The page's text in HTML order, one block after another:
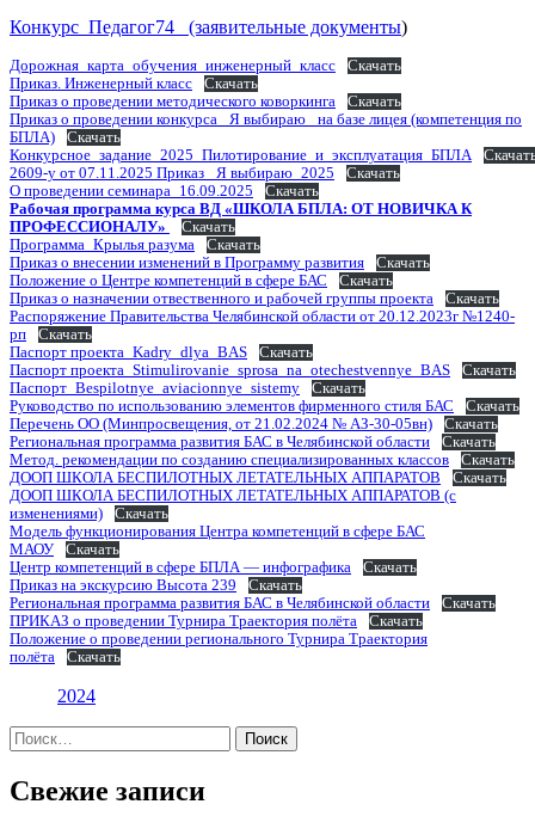
Конкурс_Педагог74_ (заявительные документы)
Дорожная_карта_обучения_инженерный_класс
Скачать
Приказ. Инженерный класс
Скачать
Приказ о проведении методического коворкинга
Скачать
Приказ о проведении конкурса _Я выбираю_ на базе лицея (компетенция по
БПЛА)
Скачать
Конкурсное_задание_2025_Пилотирование_и_эксплуатация_БПЛА
2609-у от 07.11.2025 Приказ _Я выбираю_2025
Скачать
О проведении семинара_16.09.2025
Скачать
Рабочая программа курса ВД «ШКОЛА БПЛА: ОТ НОВИЧКА К
ПРОФЕССИОНАЛУ»
Скачать
Программа_Крылья разума
Скачать
Приказ о внесении изменений в Программу развития
Скачать
Положение о Центре компетенций в сфере БАС
Скачать
Приказ о назначении отвественного и рабочей группы проекта
Скачать
Распоряжение Правительства Челябинской области от 20.12.2023г №1240-
рп
Скачать
Паспорт проекта_Kadry_dlya_BAS
Скачать
Паспорт проекта_Stimulirovanie_sprosa_na_otechestvennye_BAS
Скачать
Паспорт_Bespilotnye_aviacionnye_sistemy
Скачать
Руководство по использованию элементов фирменного стиля БАС
Скачать
Перечень ОО (Минпросвещения, от 21.02.2024 № АЗ-30-05вн)
Скачать
Региональная программа развития БАС в Челябинской области
Скачать
Метод. рекомендации по созданию специализированных классов
Скачать
ДООП ШКОЛА БЕСПИЛОТНЫХ ЛЕТАТЕЛЬНЫХ АППАРАТОВ
Скачать
ДООП ШКОЛА БЕСПИЛОТНЫХ ЛЕТАТЕЛЬНЫХ АППАРАТОВ (с
изменениями)
Скачать
Модель функционирования Центра компетенций в сфере БАС
МАОУ
Скачать
Центр компетенций в сфере БПЛА — инфографика
Скачать
Приказ на экскурсию Высота 239
Скачать
Региональная программа развития БАС в Челябинской области
Скачать
ПРИКАЗ о проведении Турнира Траектория полёта
Скачать
Положение о проведении регионального Турнира Траектория
полёта
Скачать
2024
Поиск
по:
Свежие записи